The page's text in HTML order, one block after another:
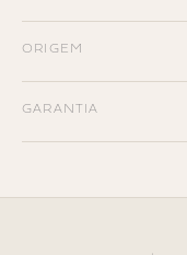
ORIGEM
GARANTIA